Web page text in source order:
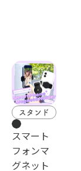
スタンド
スマート
フォンマ
グネット